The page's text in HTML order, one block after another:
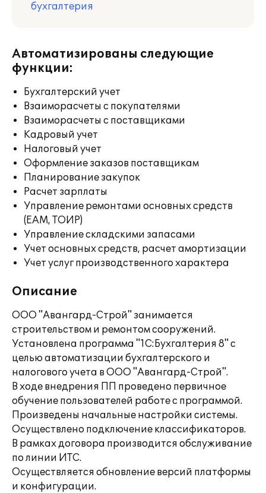
бухгалтерия
Автоматизированы следующие
функции:
Бухгалтерский учет
Взаиморасчеты с покупателями
Взаиморасчеты с поставщиками
Кадровый учет
Налоговый учет
Оформление заказов поставщикам
Планирование закупок
Расчет зарплаты
Управление ремонтами основных средств
(EAM, ТОИР)
Управление складскими запасами
Учет основных средств, расчет амортизации
Учет услуг производственного характера
Описание
ООО "Авангард-Строй" занимается
строительством и ремонтом сооружений.
Установлена программа "1С:Бухгалтерия 8" с
целью автоматизации бухгалтерского и
налогового учета в ООО "Авангард-Строй".
В ходе внедрения ПП проведено первичное
обучение пользователей работе с программой.
Произведены начальные настройки системы.
Осуществлено подключение классификаторов.
В рамках договора производится обслуживание
по линии ИТС.
Осуществляется обновление версий платформы
и конфигурации.